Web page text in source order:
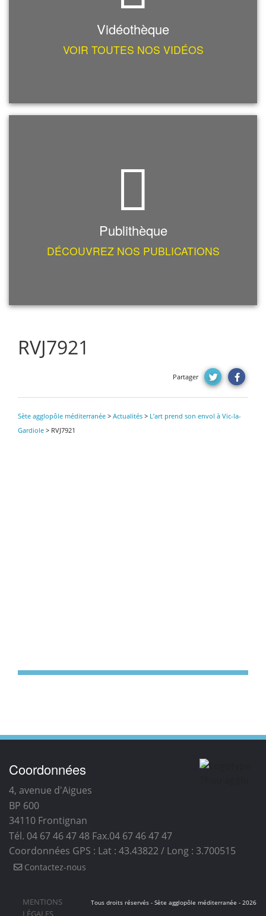
Vidéothèque
VOIR TOUTES NOS VIDÉOS
Publithèque
DÉCOUVREZ NOS PUBLICATIONS
RVJ7921
Partager
Sète agglopôle méditerranée > Actualités > L’art prend son envol à Vic-la-
Gardiole > RVJ7921
Coordonnées
4, avenue d'Aigues
BP 600
34110 Frontignan
Tél. 04 67 46 47 48 Fax.04 67 46 47 47
Coordonnées GPS : Lat : 43.43822 / Long : 3.700515
Contactez-nous
Tous droits réservés - Sète agglopôle méditerranée - 2026
MENTIONS
LÉGALES